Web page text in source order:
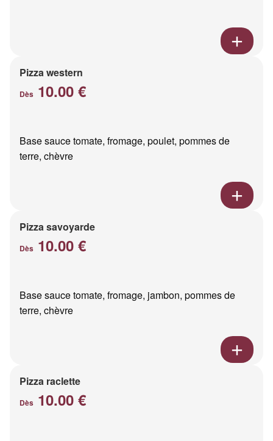
Pizza western
Dès 10.00 €
Base sauce tomate, fromage, poulet, pommes de
terre, chèvre
Pizza savoyarde
Dès 10.00 €
Base sauce tomate, fromage, jambon, pommes de
terre, chèvre
Pizza raclette
Dès 10.00 €